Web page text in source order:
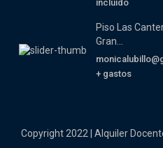
incluido
Piso Las
Gran...
+ gastos
Copyright 2022 | Alquiler